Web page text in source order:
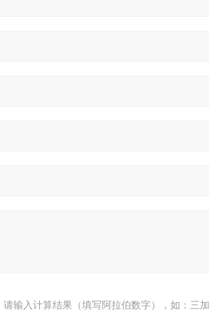
请输入计算结果（填写阿拉伯数字），如：三